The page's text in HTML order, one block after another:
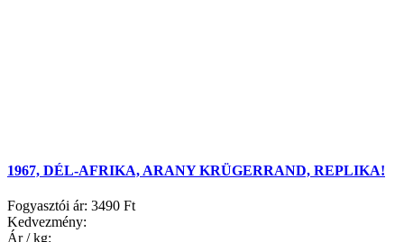
1967, DÉL-AFRIKA, ARANY KRÜGERRAND, REPLIKA!
Fogyasztói ár: 3490 Ft
Kedvezmény:
Ár / kg: